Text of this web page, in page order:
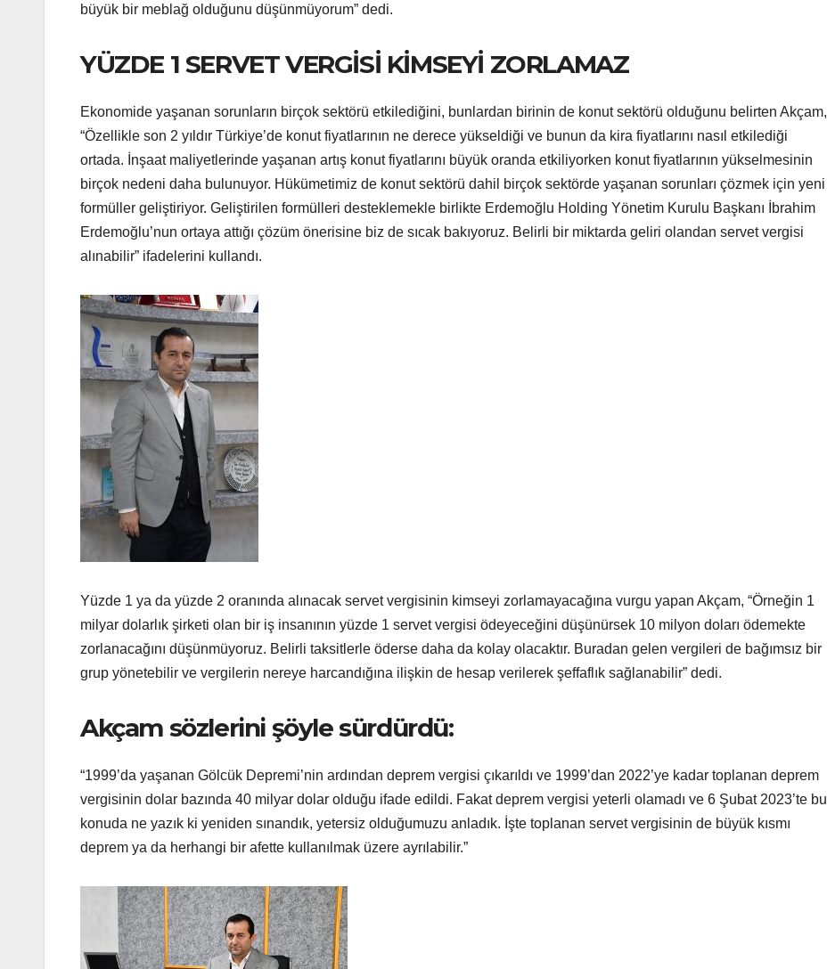
büyük bir meblağ olduğunu düşünmüyorum” dedi.
YÜZDE 1 SERVET VERGİSİ KİMSEYİ ZORLAMAZ
Ekonomide yaşanan sorunların birçok sektörü etkilediğini, bunlardan birinin de konut sektörü olduğunu belirten Akçam,
“Özellikle son 2 yıldır Türkiye’de konut fiyatlarının ne derece yükseldiği ve bunun da kira fiyatlarını nasıl etkilediği
ortada. İnşaat maliyetlerinde yaşanan artış konut fiyatlarını büyük oranda etkiliyorken konut fiyatlarının yükselmesinin
birçok nedeni daha bulunuyor. Hükümetimiz de konut sektörü dahil birçok sektörde yaşanan sorunları çözmek için yeni
formüller geliştiriyor. Geliştirilen formülleri desteklemekle birlikte Erdemoğlu Holding Yönetim Kurulu Başkanı İbrahim
Erdemoğlu’nun ortaya attığı çözüm önerisine biz de sıcak bakıyoruz. Belirli bir miktarda geliri olandan servet vergisi
alınabilir” ifadelerini kullandı.
Yüzde 1 ya da yüzde 2 oranında alınacak servet vergisinin kimseyi zorlamayacağına vurgu yapan Akçam, “Örneğin 1
milyar dolarlık şirketi olan bir iş insanının yüzde 1 servet vergisi ödeyeceğini düşünürsek 10 milyon doları ödemekte
zorlanacağını düşünmüyoruz. Belirli taksitlerle öderse daha da kolay olacaktır. Buradan gelen vergileri de bağımsız bir
grup yönetebilir ve vergilerin nereye harcandığına ilişkin de hesap verilerek şeffaflık sağlanabilir” dedi.
Akçam sözlerini şöyle sürdürdü:
“1999’da yaşanan Gölcük Depremi’nin ardından deprem vergisi çıkarıldı ve 1999’dan 2022’ye kadar toplanan deprem
vergisinin dolar bazında 40 milyar dolar olduğu ifade edildi. Fakat deprem vergisi yeterli olamadı ve 6 Şubat 2023’te bu
konuda ne yazık ki yeniden sınandık, yetersiz olduğumuzu anladık. İşte toplanan servet vergisinin de büyük kısmı
deprem ya da herhangi bir afette kullanılmak üzere ayrılabilir.”